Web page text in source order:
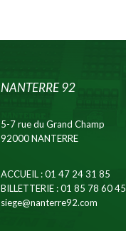
NANTERRE 92
5-7 rue du Grand Champ
92000 NANTERRE
ACCUEIL : 01 47 24 31 85
BILLETTERIE : 01 85 78 60 45
siege@nanterre92.com